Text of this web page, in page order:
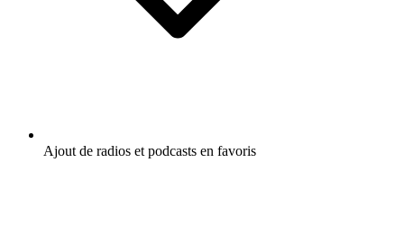
Ajout de radios et podcasts en favoris